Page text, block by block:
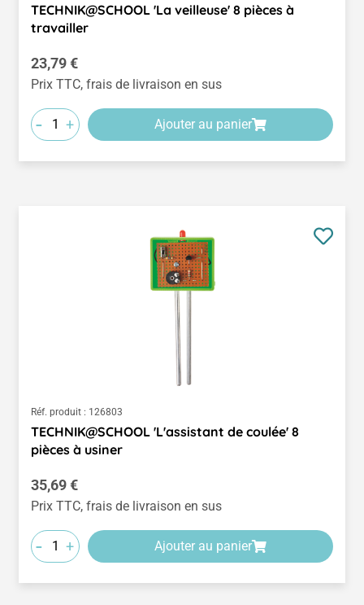
TECHNIK@SCHOOL 'La veilleuse' 8 pièces à
travailler
Prix régulier :
23,79 €
Prix TTC, frais de livraison en sus
- + Ajouter au panier
Réf. produit : 126803
TECHNIK@SCHOOL 'L'assistant de coulée' 8
pièces à usiner
Prix régulier :
35,69 €
Prix TTC, frais de livraison en sus
- + Ajouter au panier